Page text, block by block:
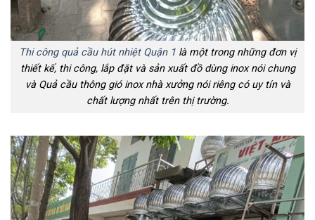
Thi công quả cầu hút nhiệt Quận 1 là một trong những đơn vị
thiết kế, thi công, lắp đặt và sản xuất đồ dùng inox nói chung
và Quả cầu thông gió inox nhà xưởng nói riêng có uy tín và
chất lượng nhất trên thị trường.